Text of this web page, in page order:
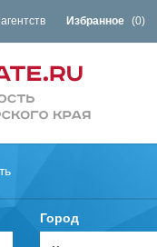
Избранное (0)
Город